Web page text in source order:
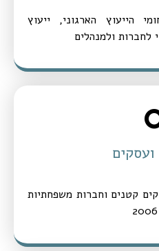
הייעוץ הארגוני, ייעוץ
לחברות ולמנהלים
קטנים וחברות משפחתיות